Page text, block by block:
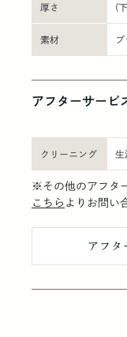
厚さ (
素材
アフターサービ
クリーニング 生
※その他のアフタ
こちら よりお問い
アフタ